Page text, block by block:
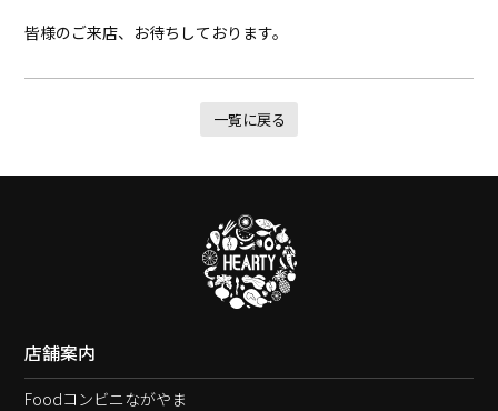
皆様のご来店、お待ちしております。
一覧に戻る
店舗案内
Foodコンビニながやま